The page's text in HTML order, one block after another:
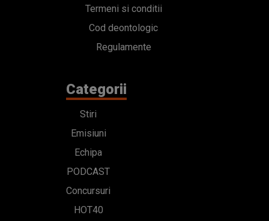
Termeni si conditii
Cod deontologic
Regulamente
Categorii
Stiri
Emisiuni
Echipa
PODCAST
Concursuri
HOT40